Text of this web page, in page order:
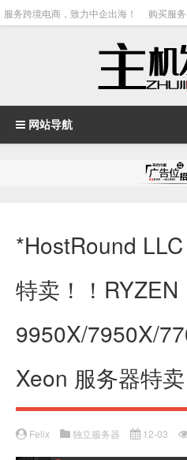
服务跨境电商，致力中企出海！ 购买服
网站导航
*HostRound
特卖！！RYZEN
9950X/7950X/
Xeon 服务器特卖
Felix 独立服务器 12-03